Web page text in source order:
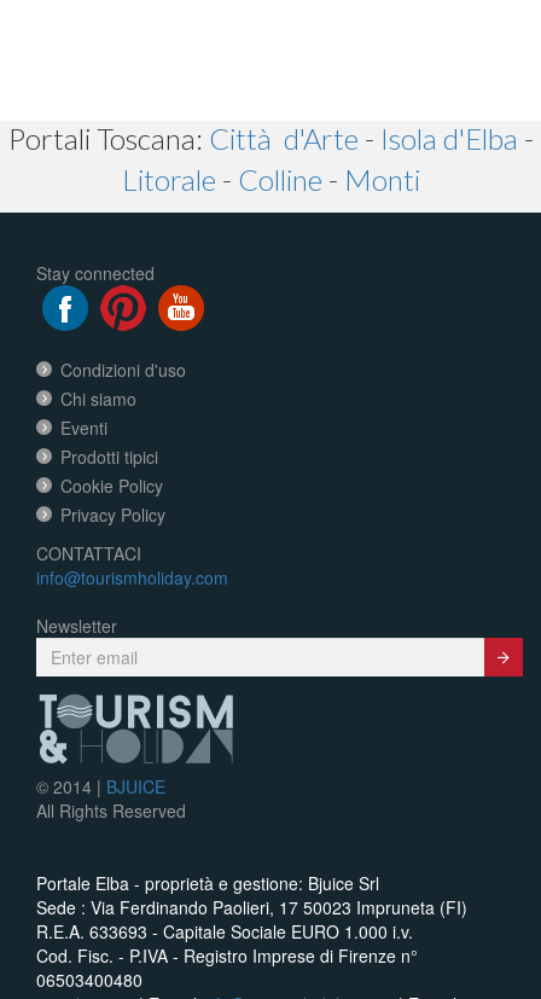
Portali Toscana: Città d'Arte - Isola d'Elba -
Litorale - Colline - Monti
Stay connected
Condizioni d'uso
Chi siamo
Eventi
Prodotti tipici
Cookie Policy
Privacy Policy
CONTATTACI
info@tourismholiday.com
Newsletter
© 2014 | BJUICE
All Rights Reserved
Portale Elba - proprietà e gestione: Bjuice Srl
Sede : Via Ferdinando Paolieri, 17 50023 Impruneta (FI)
R.E.A. 633693 - Capitale Sociale EURO 1.000 i.v.
Cod. Fisc. - P.IVA - Registro Imprese di Firenze n°
06503400480